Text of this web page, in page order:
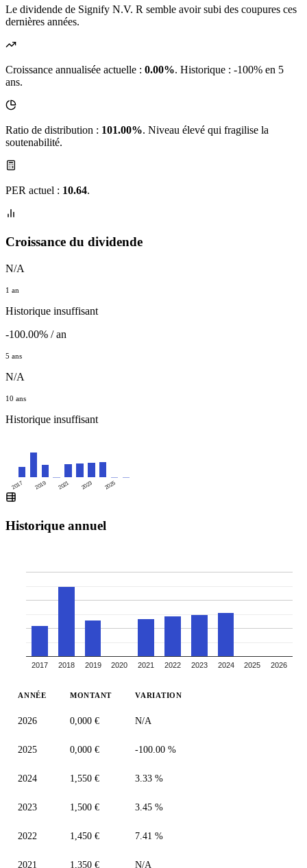
Le dividende de Signify N.V. R semble avoir subi des coupures ces
dernières années.
Croissance annualisée actuelle : 0.00%. Historique : -100% en 5
ans.
Ratio de distribution : 101.00%. Niveau élevé qui fragilise la
soutenabilité.
PER actuel : 10.64.
Croissance du dividende
N/A
1 an
Historique insuffisant
-100.00% / an
5 ans
N/A
10 ans
Historique insuffisant
2017 2019 2021 2023 2025
Historique annuel
2017 2018 2019 2020 2021 2022 2023 2024 2025 2026
ANNÉE MONTANT VARIATION
2026 0,000 € N/A
2025 0,000 € -100.00 %
2024 1,550 € 3.33 %
2023 1,500 € 3.45 %
2022 1,450 € 7.41 %
2021 1,350 € N/A